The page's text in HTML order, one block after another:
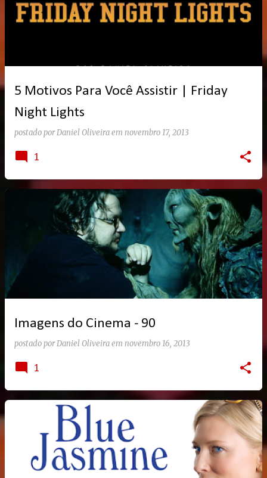
5 Motivos Para Você Assistir | Friday
Night Lights
postado porDaniel Oliveiraem novembro 17, 2013
1
Imagens do Cinema - 90
postado porDaniel Oliveiraem novembro 16, 2013
1